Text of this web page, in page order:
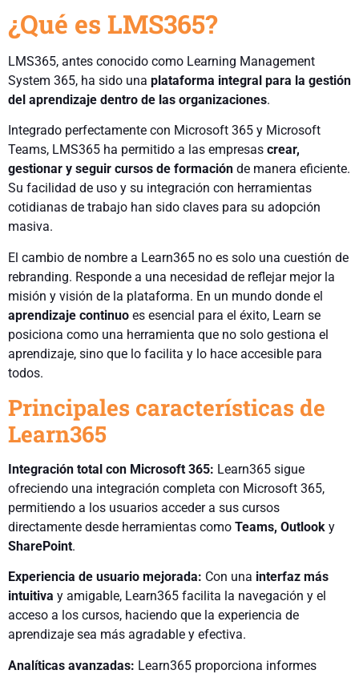
¿Qué es LMS365?
LMS365, antes conocido como Learning Management
System 365, ha sido una plataforma integral para la gestión
del aprendizaje dentro de las organizaciones.
Integrado perfectamente con Microsoft 365 y Microsoft
Teams, LMS365 ha permitido a las empresas crear,
gestionar y seguir cursos de formación de manera eficiente.
Su facilidad de uso y su integración con herramientas
cotidianas de trabajo han sido claves para su adopción
masiva.
El cambio de nombre a Learn365 no es solo una cuestión de
rebranding. Responde a una necesidad de reflejar mejor la
misión y visión de la plataforma. En un mundo donde el
aprendizaje continuo es esencial para el éxito, Learn se
posiciona como una herramienta que no solo gestiona el
aprendizaje, sino que lo facilita y lo hace accesible para
todos.
Principales características de
Learn365
Integración total con Microsoft 365: Learn365 sigue
ofreciendo una integración completa con Microsoft 365,
permitiendo a los usuarios acceder a sus cursos
directamente desde herramientas como Teams, Outlook y
SharePoint.
Experiencia de usuario mejorada: Con una interfaz más
intuitiva y amigable, Learn365 facilita la navegación y el
acceso a los cursos, haciendo que la experiencia de
aprendizaje sea más agradable y efectiva.
Analíticas avanzadas: Learn365 proporciona informes